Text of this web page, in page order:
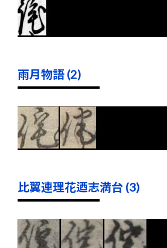
雨月物語 (2)
比翼連理花迺志満台 (3)